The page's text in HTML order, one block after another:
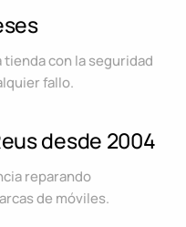
con la seguridad
fallo.
desde 2004
reparando
de móviles.